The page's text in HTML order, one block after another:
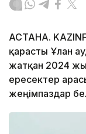
АСТАНА.
қарасты Ұлан
жатқан 2024
ересектер
жеңімпаздар